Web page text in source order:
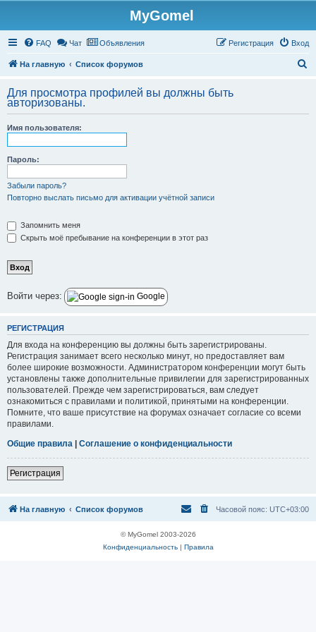
MyGomel
FAQ Чат Объявления Вход
Регистрация
На главную Список форумов
с
Для просмотра профилей вы должны быть
авторизованы.
Имя пользователя:
Пароль:
Забыли пароль?
Повторно выслать письмо для активации учётной записи
Запомнить меня
Скрыть моё пребывание на конференции в этот раз
Войти через: Google
РЕГИСТРАЦИЯ
Для входа на конференцию вы должны быть зарегистрированы.
Регистрация занимает всего несколько минут, но предоставляет вам
более широкие возможности. Администратором конференции могут быть
установлены также дополнительные привилегии для зарегистрированных
пользователей. Прежде чем зарегистрироваться, вам следует
ознакомиться с правилами и политикой, принятыми на конференции.
Помните, что ваше присутствие на форумах означает согласие со всеми
правилами.
Общие правила | Соглашение о конфиденциальности
Регистрация
На главную Список форумов Часовой пояс: UTC+03:00
© MyGomel 2003-2026
Конфиденциальность| Правила